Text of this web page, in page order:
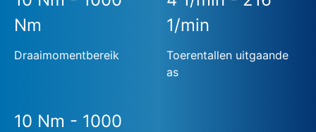
Nm
Draaimomentbereik
1/min
Toerentallen uitgaande
as
10 Nm - 1000